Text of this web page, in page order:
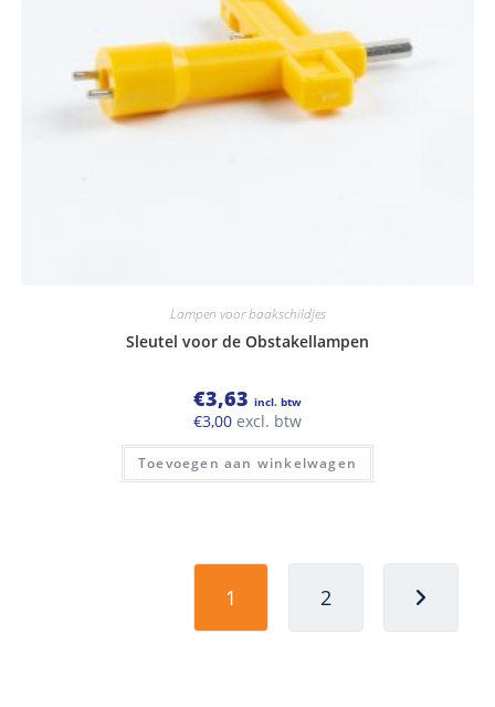
Lampen voor baakschildjes
Sleutel voor de Obstakellampen
€3,63 incl. btw
€3,00 excl. btw
Toevoegen aan winkelwagen
1 2